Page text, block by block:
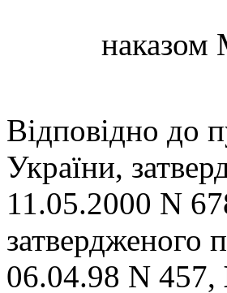
наказом
Відповідно до
України,
11.05.2000 N
затвердженого
06.04.98 N 457,